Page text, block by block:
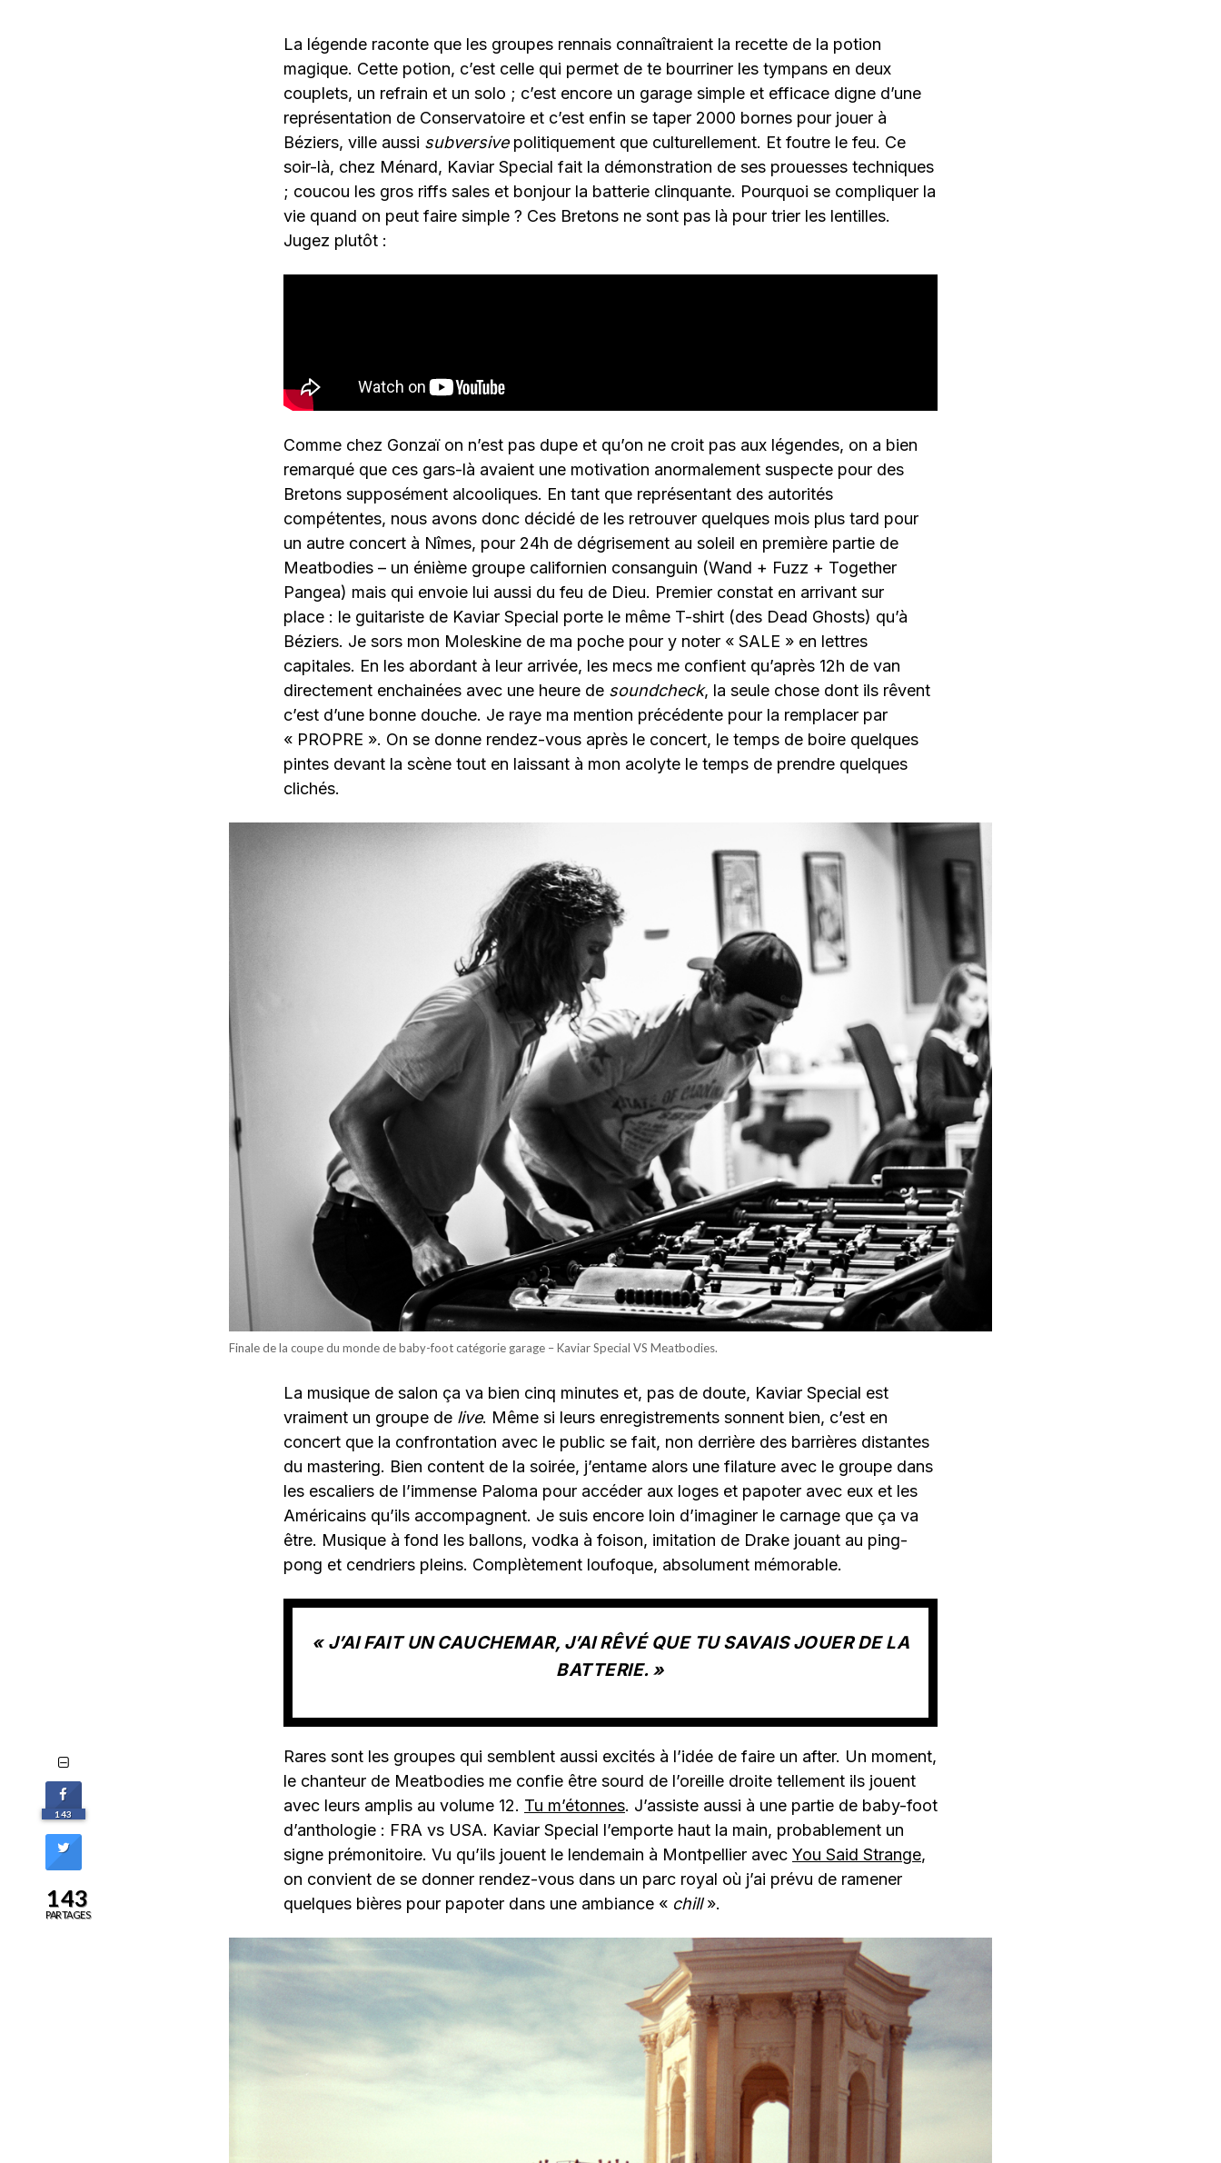
La légende raconte que les groupes rennais connaîtraient la recette de la potion
magique. Cette potion, c’est celle qui permet de te bourriner les tympans en deux
couplets, un refrain et un solo ; c’est encore un garage simple et efficace digne d’une
représentation de Conservatoire et c’est enfin se taper 2000 bornes pour jouer à
Béziers, ville aussi subversivepolitiquement que culturellement. Et foutre le feu. Ce
soir-là, chez Ménard, Kaviar Special fait la démonstration de ses prouesses techniques
; coucou les gros riffs sales et bonjour la batterie clinquante. Pourquoi se compliquer la
vie quand on peut faire simple ? Ces Bretons ne sont pas là pour trier les lentilles.
Jugez plutôt :
Comme chez Gonzaï on n’est pas dupe et qu’on ne croit pas aux légendes, on a bien
remarqué que ces gars-là avaient une motivation anormalement suspecte pour des
Bretons supposément alcooliques. En tant que représentant des autorités
compétentes, nous avons donc décidé de les retrouver quelques mois plus tard pour
un autre concert à Nîmes, pour 24h de dégrisement au soleil en première partie de
Meatbodies – un énième groupe californien consanguin (Wand + Fuzz + Together
Pangea) mais qui envoie lui aussi du feu de Dieu. Premier constat en arrivant sur
place : le guitariste de Kaviar Special porte le même T-shirt (des Dead Ghosts) qu’à
Béziers. Je sors mon Moleskine de ma poche pour y noter « SALE » en lettres
capitales. En les abordant à leur arrivée, les mecs me confient qu’après 12h de van
directement enchainées avec une heure de soundcheck, la seule chose dont ils rêvent
c’est d’une bonne douche. Je raye ma mention précédente pour la remplacer par
« PROPRE ». On se donne rendez-vous après le concert, le temps de boire quelques
pintes devant la scène tout en laissant à mon acolyte le temps de prendre quelques
clichés.
Finale de la coupe du monde de baby-foot catégorie garage – Kaviar Special VS Meatbodies.
La musique de salon ça va bien cinq minutes et, pas de doute, Kaviar Special est
vraiment un groupe de live. Même si leurs enregistrements sonnent bien, c’est en
concert que la confrontation avec le public se fait, non derrière des barrières distantes
du mastering. Bien content de la soirée, j’entame alors une filature avec le groupe dans
les escaliers de l’immense Paloma pour accéder aux loges et papoter avec eux et les
Américains qu’ils accompagnent. Je suis encore loin d’imaginer le carnage que ça va
être. Musique à fond les ballons, vodka à foison, imitation de Drake jouant au ping-
pong et cendriers pleins. Complètement loufoque, absolument mémorable.
« J’AI FAIT UN CAUCHEMAR, J’AI RÊVÉ QUE TU SAVAIS JOUER DE LA
BATTERIE. »
Rares sont les groupes qui semblent aussi excités à l’idée de faire un after. Un moment,
le chanteur de Meatbodies me confie être sourd de l’oreille droite tellement ils jouent
avec leurs amplis au volume 12. Tu m’étonnes. J’assiste aussi à une partie de baby-foot
d’anthologie : FRA vs USA. Kaviar Special l’emporte haut la main, probablement un
signe prémonitoire. Vu qu’ils jouent le lendemain à Montpellier avec You Said Strange,
on convient de se donner rendez-vous dans un parc royal où j’ai prévu de ramener
quelques bières pour papoter dans une ambiance « chill».
143
143
PARTAGES